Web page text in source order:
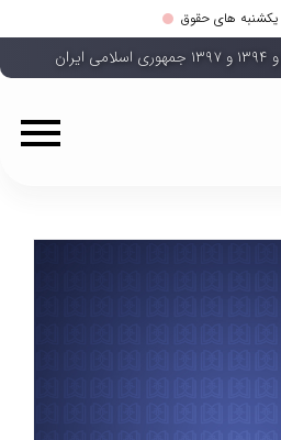
یکشنبه های حقوق